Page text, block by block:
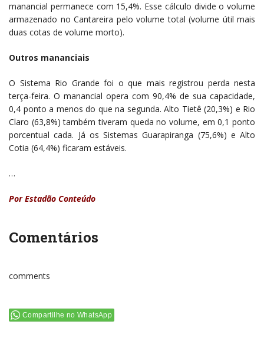
manancial permanece com 15,4%. Esse cálculo divide o volume
armazenado no Cantareira pelo volume total (volume útil mais
duas cotas de volume morto).
Outros mananciais
O Sistema Rio Grande foi o que mais registrou perda nesta
terça-feira. O manancial opera com 90,4% de sua capacidade,
0,4 ponto a menos do que na segunda. Alto Tietê (20,3%) e Rio
Claro (63,8%) também tiveram queda no volume, em 0,1 ponto
porcentual cada. Já os Sistemas Guarapiranga (75,6%) e Alto
Cotia (64,4%) ficaram estáveis.
…
Por Estadão Conteúdo
Comentários
comments
Compartilhe no WhatsApp